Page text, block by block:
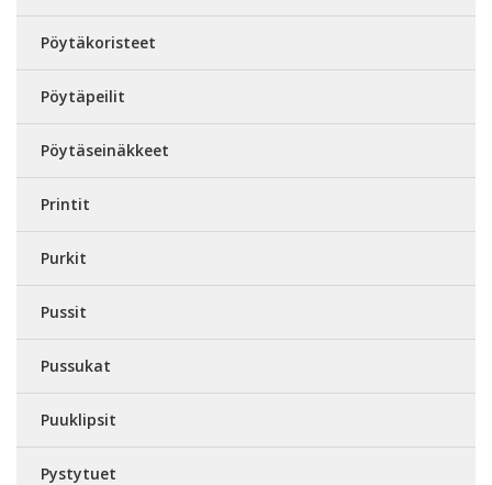
Pöytäkoristeet
Pöytäpeilit
Pöytäseinäkkeet
Printit
Purkit
Pussit
Pussukat
Puuklipsit
Pystytuet